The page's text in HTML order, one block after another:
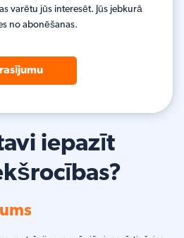
iepazīt
varētu jūs interesēt. Jūs jebkurā
no abonēšanas.